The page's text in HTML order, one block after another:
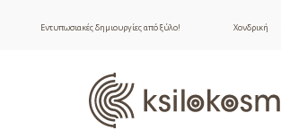
Εντυπωσιακές δημιουργίες από ξύλο! Χονδρική